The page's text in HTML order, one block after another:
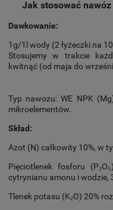
Jak stosować
Dawkowanie:
1g/1l wody (2 łyżeczki na
Stosujemy w trakcie
kwitnąć (od maja do
Typ nawozu: WE NPK
mikroelementów.
Skład:
Azot (N) całkowity 10%, w
Pięciotlenek fosforu
cytrynianu amonu i wodzie,
Tlenek potasu (K₂O) 20%